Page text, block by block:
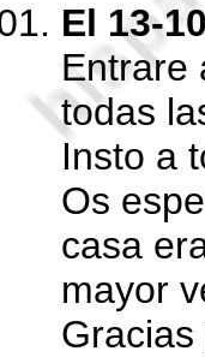
El 13-
Entrare
todas
Insto a
Os
casa
mayor